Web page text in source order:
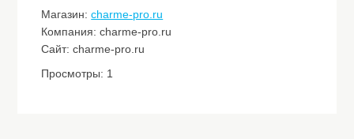
Магазин:charme-pro.ru
Компания: charme-pro.ru
Сайт: charme-pro.ru
Просмотры: 1